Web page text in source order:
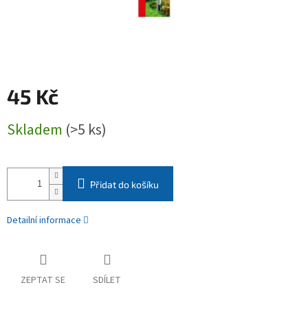
45 Kč
cena:
Skladem (>5 ks)
Přidat do košíku
Detailní informace
ZEPTAT SE SDÍLET